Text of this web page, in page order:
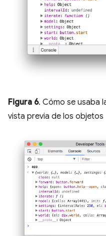
Figura 6. Cómo se usaba
vista previa de los objetos